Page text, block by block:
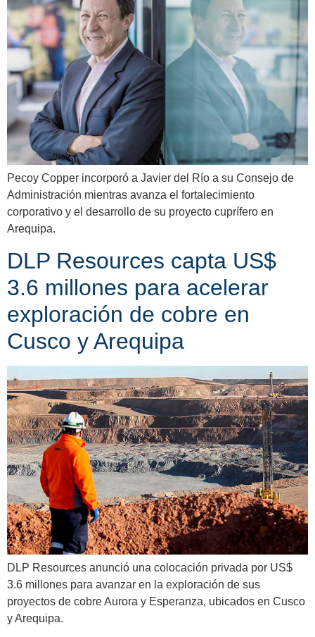
Pecoy Copper incorporó a Javier del Río a su Consejo de
Administración mientras avanza el fortalecimiento
corporativo y el desarrollo de su proyecto cuprífero en
Arequipa.
DLP Resources capta US$
3.6 millones para acelerar
exploración de cobre en
Cusco y Arequipa
DLP Resources anunció una colocación privada por US$
3.6 millones para avanzar en la exploración de sus
proyectos de cobre Aurora y Esperanza, ubicados en Cusco
y Arequipa.